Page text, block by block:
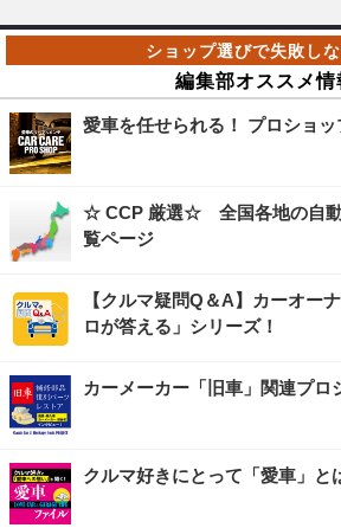
編集部オススメ情
愛車を任せられる！ プロショッ
☆ CCP 厳選☆ 全国各地の自動
覧ページ
【クルマ疑問Q＆A】カーオー
ロが答える」シリーズ！
カーメーカー「旧車」関連プロ
クルマ好きにとって「愛車」と